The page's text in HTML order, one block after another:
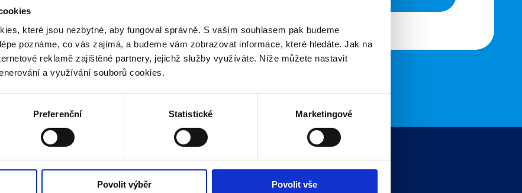
které jsou nezbytné, aby fungoval správně. S vaším souhlasem pak budeme
poznáme, co vás zajímá, a budeme vám zobrazovat informace, které hledáte. Jak na
reklamě zajištěné partnery, jejichž služby využíváte. Níže můžete nastavit
a využívání souborů cookies.
Preferenční Statistické Marketingové
Povolit výběr Povolit vše